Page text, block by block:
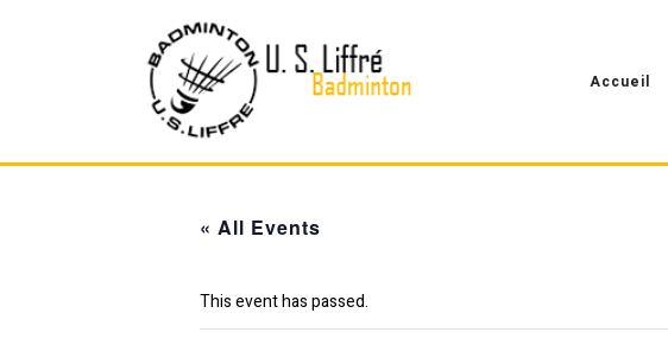
Accueil
« All Events
This event has passed.